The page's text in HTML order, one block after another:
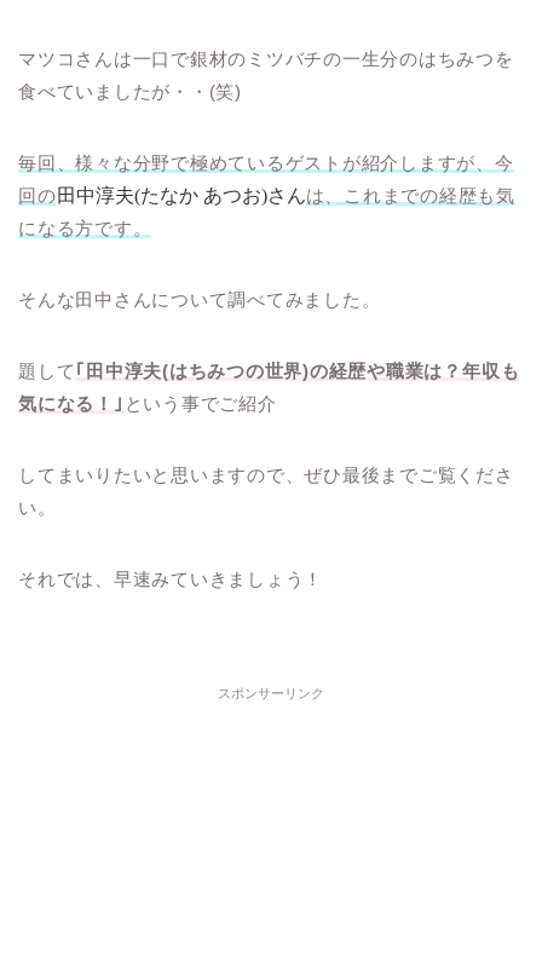
マツコさんは一口で銀材のミツバチの一生分のはちみつを
食べていましたが・・(笑)
毎回、様々な分野で極めているゲストが紹介しますが、今
回の田中淳夫(たなか あつお)さんは、これまでの経歴も気
になる方です。
そんな田中さんについて調べてみました。
題して ｢田中淳夫(はちみつの世界)の経歴や職業は？年収も
気になる！｣ という事でご紹介
してまいりたいと思いますので、ぜひ最後までご覧くださ
い。
それでは、早速みていきましょう！
スポンサーリンク